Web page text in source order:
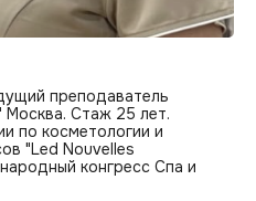
преподаватель
Москва. Стаж 25 лет.
по косметологии и
"Led Nouvelles
конгресс Спа и